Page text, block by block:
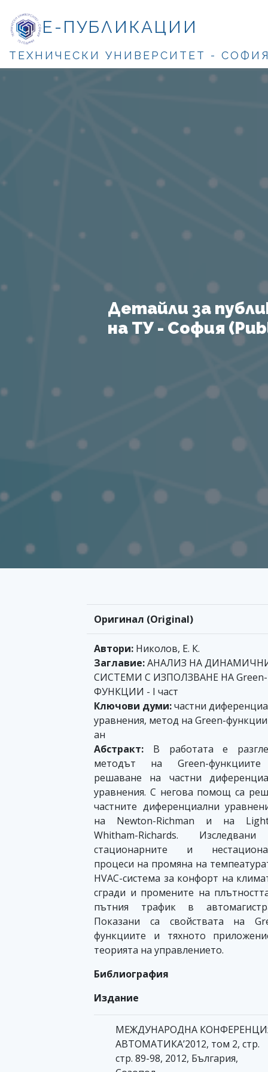
Е-ПУБЛИКАЦИИ
ТЕХНИЧЕСКИ УНИВЕРСИТЕТ -
Детайли за
на ТУ - София
Оригинал (Original)
Автори: Николов, Е. К.
Заглавие:АНАЛИЗ НА
СИСТЕМИ С ИЗПОЛЗВАНЕ НА Green-
ФУНКЦИИ - I част
Ключови думи:частни
уравнения, метод на Green-
ан
Абстракт: В работата е
методът на Green-
решаване на частни
уравнения. С негова помощ са
частните диференциални
на Newton-Richman и на
Whitham-Richards.
стационарните и
процеси на промяна на
HVAC-система за конфорт на
сгради и промените на
пътния трафик в
Показани са свойствата на
функциите и тяхното
теорията на управлението.
Библиография
Издание
МЕЖДУНАРОДНА
АВТОМАТИКА’2012, том 2, стр.
стр. 89-98, 2012, България,